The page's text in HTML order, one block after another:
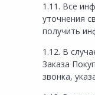
1.11. Все
уточнения
получить
1.12. В
Заказа
звонка,